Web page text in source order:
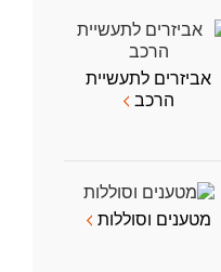
אביזרים לתעשיית
הרכב
מטענים וסוללות